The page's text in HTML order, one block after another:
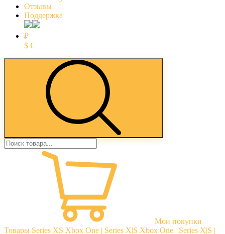
Отзывы
Поддержка
₽
$ €
Мои покупки
Товары Series XS Xbox One | Series X|S Xbox One | Series X|S |